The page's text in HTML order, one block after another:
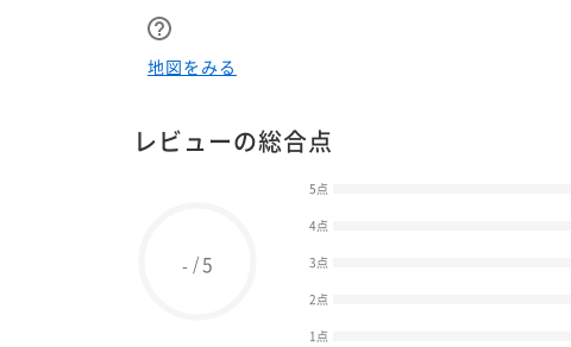
地図をみる
レビューの総合点
- /5
5点
4点
3点
2点
1点